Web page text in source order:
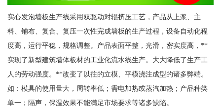
实心发泡墙板生产线采用双驱动对辊挤压工艺，产品从上浆、主
料、铺布、复合、复压一次性完成墙板的生产过程，设备自动化程
度高，运行平稳，规格调整。产品表面平整，光滑，密实度高，**
实现了新型建筑墙体板材的工业化流水线生产。大大降低了生产工
人的劳动强度。**改变了以往的立模、平模浇注成型的诸多弊端。
如：模具的使用量大，周转率低；需电加热或蒸汽加热；产品种类
单一；隔声，保温效果不能满足市场要求等诸多缺陷。